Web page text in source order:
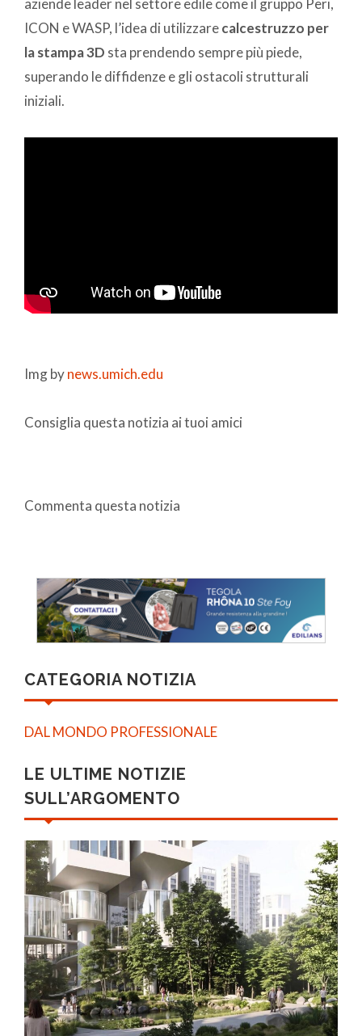
aziende leader nel settore edile come il gruppo Peri,
ICON e WASP, l’idea di utilizzarecalcestruzzo per
la stampa 3D sta prendendo sempre più piede,
superando le diffidenze e gli ostacoli strutturali
iniziali.
Img bynews.umich.edu
Consiglia questa notizia ai tuoi amici
Commenta questa notizia
CATEGORIA NOTIZIA
DAL MONDO PROFESSIONALE
LE ULTIME NOTIZIE
SULL’ARGOMENTO